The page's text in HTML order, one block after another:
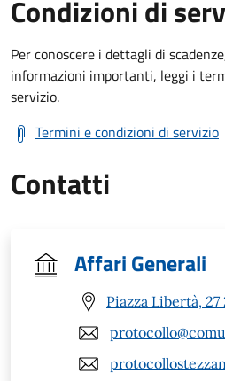
Condizioni di
Per conoscere i dettagli di
informazioni importanti, leggi i
servizio.
Termini e condizioni di servizio
Contatti
Affari Generali
Piazza Libertà,